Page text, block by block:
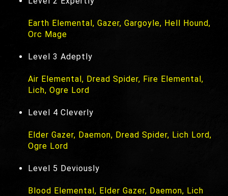
Earth Elemental, Gazer, Gargoyle, Hell Hound,
Orc Mage
Level 3 Adeptly
Air Elemental, Dread Spider, Fire Elemental,
Lich, Ogre Lord
Level 4 Cleverly
Elder Gazer, Daemon, Dread Spider, Lich Lord,
Ogre Lord
Level 5 Deviously
Blood Elemental, Elder Gazer, Daemon, Lich